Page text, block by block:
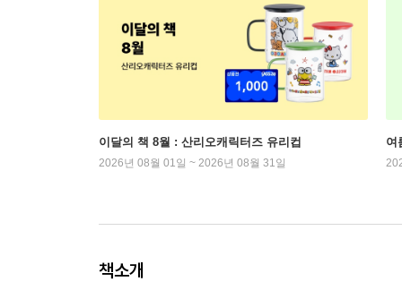
이달의 책 8월 : 산리오캐릭터즈 유리컵
2026년 08월 01일 ~ 2026년 08월 31일
여
책소개